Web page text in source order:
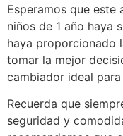
Esperamos que
niños de 1 año haya
haya proporcionado
tomar la mejor
cambiador ideal
Recuerda que
seguridad y